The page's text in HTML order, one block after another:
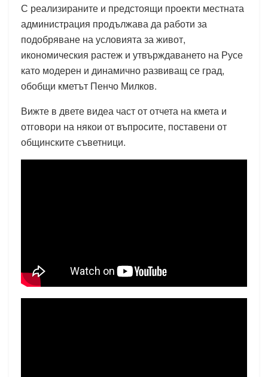
С реализираните и предстоящи проекти местната
администрация продължава да работи за
подобряване на условията за живот,
икономическия растеж и утвърждаването на Русе
като модерен и динамично развиващ се град,
обобщи кметът Пенчо Милков.
Вижте в двете видеа част от отчета на кмета и
отговори на някои от въпросите, поставени от
общинските съветници.